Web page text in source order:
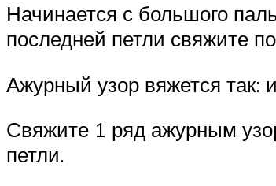
Начинается с большого
последней петли свяжите
Ажурный узор вяжется так:
Свяжите 1 ряд ажурным
петли.